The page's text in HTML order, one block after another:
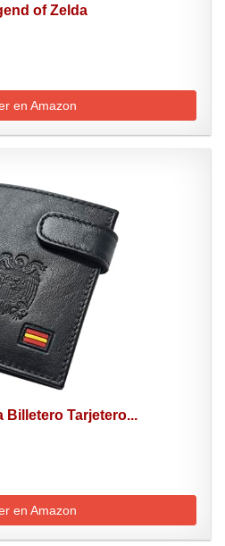
of Zelda
en Amazon
Billetero Tarjetero...
en Amazon